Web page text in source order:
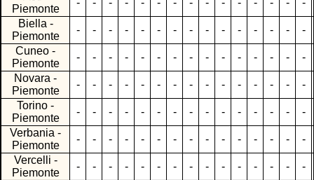
Piemonte
- - - - - - - - - - - - - -
-
Biella -
Piemonte
- - - - - - - - - - - - - -
-
Cuneo -
Piemonte
- - - - - - - - - - - - - -
-
Novara -
Piemonte
- - - - - - - - - - - - - -
-
Torino -
Piemonte
- - - - - - - - - - - - - -
-
Verbania -
Piemonte
- - - - - - - - - - - - - -
-
Vercelli -
Piemonte
- - - - - - - - - - - - - -
-